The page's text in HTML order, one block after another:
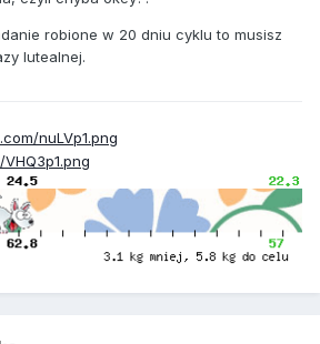
robione w 20 dniu cyklu to musisz
lutealnej.